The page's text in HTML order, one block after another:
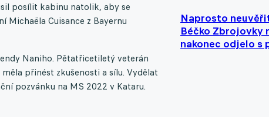
Naprosto
Béčko Zbrojovky
nakonec odjelo s
posílit kabinu natolik, aby se
Michaëla Cuisance z Bayernu
Naniho. Pětatřicetiletý veterán
přinést zkušenosti a sílu. Vydělat
pozvánku na MS 2022 v Kataru.